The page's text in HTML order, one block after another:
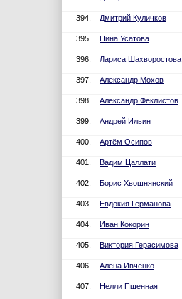
394. Дмитрий Куличков
395. Нина Усатова
396. Лариса Шахворостова
397. Александр Мохов
398. Александр Феклистов
399. Андрей Ильин
400. Артём Осипов
401. Вадим Цаллати
402. Борис Хвошнянский
403. Евдокия Германова
404. Иван Кокорин
405. Виктория Герасимова
406. Алёна Ивченко
407. Нелли Пшенная